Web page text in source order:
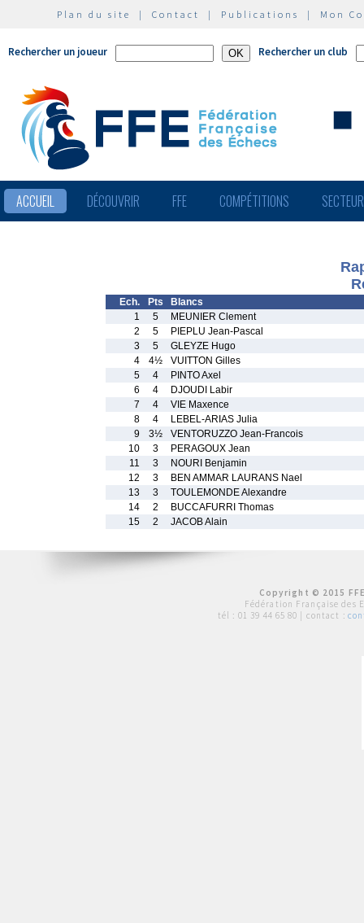
Plan du site | Contact | Publications | Mon
Rechercher un joueur Rechercher un club
ACCUEIL DÉCOUVRIR FFE COMPÉTITIONS
Ech. Pts
Blancs
1
5
MEUNIER Clement
2
5
PIEPLU Jean-Pascal
3
5
GLEYZE Hugo
4
4½
VUITTON Gilles
5
4
PINTO Axel
6
4
DJOUDI Labir
7
4
VIE Maxence
8
4
LEBEL-ARIAS Julia
9
3½
VENTORUZZO Jean-Francois
10
3
PERAGOUX Jean
11
3
NOURI Benjamin
12
3
BEN AMMAR LAURANS Nael
13
3
TOULEMONDE Alexandre
14
2
BUCCAFURRI Thomas
15
2 JACOB Alain
Copyright © 2015
Fédération Française des
tél : 01 39 44 65 80 | contact :